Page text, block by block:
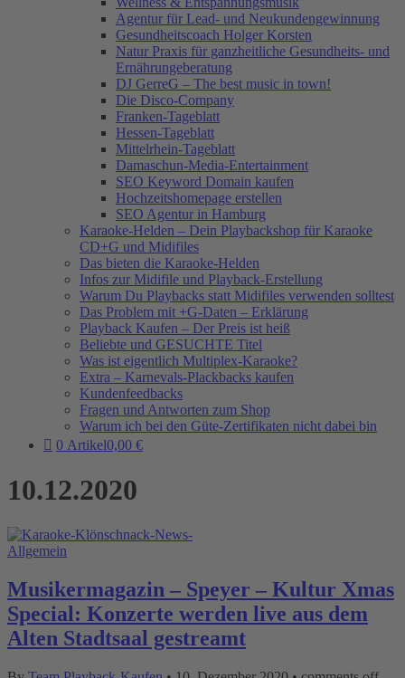
Agentur für Lead- und Neukundengewinnung
Gesundheitscoach Holger Korsten
Natur Praxis für ganzheitliche Gesundheits- und
Ernährungeberatung
DJ GerreG – The best music in town!
Die Disco-Company
Franken-Tageblatt
Hessen-Tageblatt
Mittelrhein-Tageblatt
Damaschun-Media-Entertainment
SEO Keyword Domain kaufen
Hochzeitshomepage erstellen
SEO Agentur in Hamburg
Karaoke-Helden – Dein Playbackshop für Karaoke
CD+G und Midifiles
Das bieten die Karaoke-Helden
Infos zur Midifile und Playback-Erstellung
Warum Du Playbacks statt Midifiles verwenden solltest
Das Problem mit +G-Daten – Erklärung
Playback Kaufen – Der Preis ist heiß
Beliebte und GESUCHTE Titel
Was ist eigentlich Multiplex-Karaoke?
Extra – Karnevals-Plackbacks kaufen
Kundenfeedbacks
Fragen und Antworten zum Shop
Warum ich bei den Güte-Zertifikaten nicht dabei bin
0 Artikel0,00 €
10.12.2020
Allgemein
Musikermagazin – Speyer – Kultur Xmas
Special: Konzerte werden live aus dem
Alten Stadtsaal gestreamt